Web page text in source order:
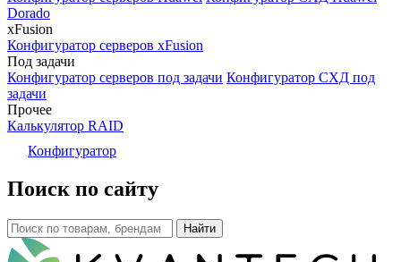
Dorado
xFusion
Конфигуратор серверов xFusion
Под задачи
Конфигуратор серверов под задачи Конфигуратор СХД под
задачи
Прочее
Калькулятор RAID
Конфигуратор
Поиск по сайту